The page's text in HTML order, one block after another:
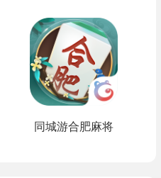
同城游合肥麻将